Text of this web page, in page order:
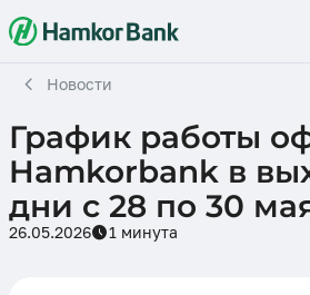
Новости
График работы
Hamkorbank в
дни с 28 по 30
26.05.2026 1 минута